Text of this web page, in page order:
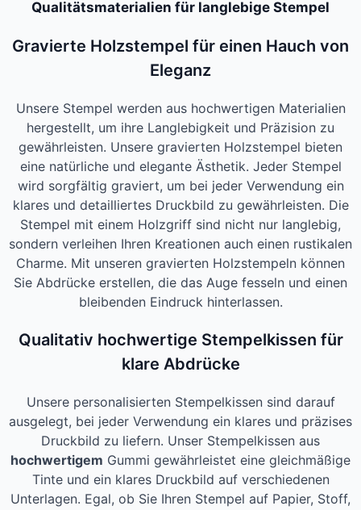
Qualitätsmaterialien für langlebige Stempel
Gravierte Holzstempel für einen Hauch von
Eleganz
Unsere Stempel werden aus hochwertigen Materialien
hergestellt, um ihre Langlebigkeit und Präzision zu
gewährleisten. Unsere gravierten Holzstempel bieten
eine natürliche und elegante Ästhetik. Jeder Stempel
wird sorgfältig graviert, um bei jeder Verwendung ein
klares und detailliertes Druckbild zu gewährleisten. Die
Stempel mit einem Holzgriff sind nicht nur langlebig,
sondern verleihen Ihren Kreationen auch einen rustikalen
Charme. Mit unseren gravierten Holzstempeln können
Sie Abdrücke erstellen, die das Auge fesseln und einen
bleibenden Eindruck hinterlassen.
Qualitativ hochwertige Stempelkissen für
klare Abdrücke
Unsere personalisierten Stempelkissen sind darauf
ausgelegt, bei jeder Verwendung ein klares und präzises
Druckbild zu liefern. Unser Stempelkissen aus
hochwertigem Gummi gewährleistet eine gleichmäßige
Tinte und ein klares Druckbild auf verschiedenen
Unterlagen. Egal, ob Sie Ihren Stempel auf Papier, Stoff,